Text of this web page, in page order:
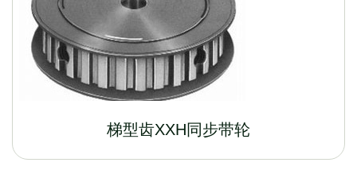
梯型齿XXH同步带轮